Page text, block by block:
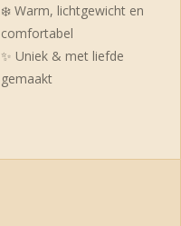
❄️ Warm, lichtgewicht en
comfortabel
✨ Uniek & met liefde
gemaakt